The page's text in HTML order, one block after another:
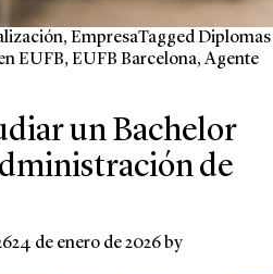
, EmpresaTaggedDiplomas
EUFB, EUFB Barcelona, Agente
un Bachelor
de
24 de enero de 2026 by